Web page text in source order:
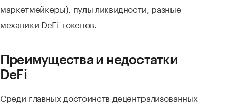
маркетмейкеры), пулы ликвидности, разные
механики DeFi-токенов.
Преимущества и недостатки
DeFi
Среди главных достоинств децентрализованных